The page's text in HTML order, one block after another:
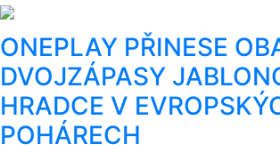
ONEPLAY PŘINESE
DVOJZÁPASY
HRADCE V
POHÁRECH